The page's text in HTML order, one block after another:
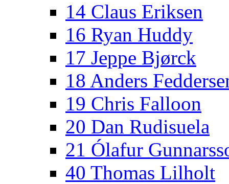
14 Claus Eriksen
16 Ryan Huddy
17 Jeppe Bjørck
18 Anders
19 Chris Falloon
20 Dan Rudisuela
21 Ólafur
40 Thomas Lilholt